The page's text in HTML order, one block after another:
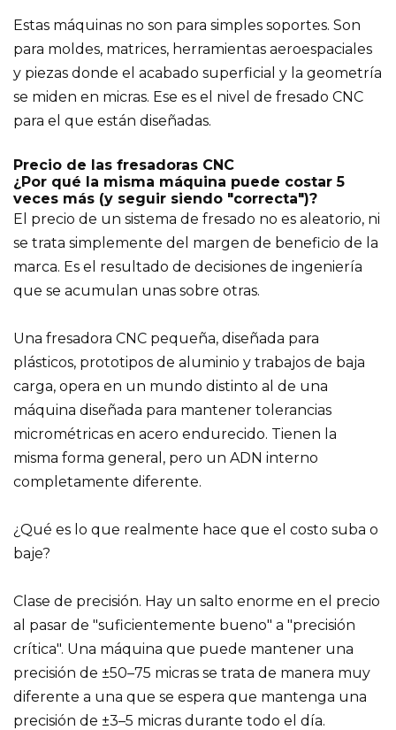
Estas máquinas no son para simples soportes. Son
para moldes, matrices, herramientas aeroespaciales
y piezas donde el acabado superficial y la geometría
se miden en micras. Ese es el nivel de fresado CNC
para el que están diseñadas.
Precio de las fresadoras CNC
¿Por qué la misma máquina puede costar 5
veces más (y seguir siendo "correcta")?
El precio de un sistema de fresado no es aleatorio, ni
se trata simplemente del margen de beneficio de la
marca. Es el resultado de decisiones de ingeniería
que se acumulan unas sobre otras.
Una fresadora CNC pequeña, diseñada para
plásticos, prototipos de aluminio y trabajos de baja
carga, opera en un mundo distinto al de una
máquina diseñada para mantener tolerancias
micrométricas en acero endurecido. Tienen la
misma forma general, pero un ADN interno
completamente diferente.
¿Qué es lo que realmente hace que el costo suba o
baje?
Clase de precisión. Hay un salto enorme en el precio
al pasar de "suficientemente bueno" a "precisión
crítica". Una máquina que puede mantener una
precisión de ±50–75 micras se trata de manera muy
diferente a una que se espera que mantenga una
precisión de ±3–5 micras durante todo el día.